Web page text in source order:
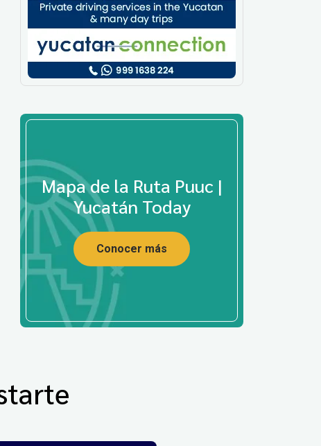
Mapa de la Ruta Puuc |
Yucatán Today
Conocer más